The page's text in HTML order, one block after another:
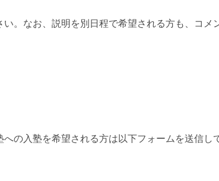
。なお、説明を別日程で希望される方も、コメ
の入塾を希望される方は以下フォームを送信し